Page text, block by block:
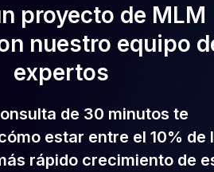
proyecto de MLM
nuestro equipo
expertos
de 30 minutos te
estar entre el 10% de
rápido crecimiento de